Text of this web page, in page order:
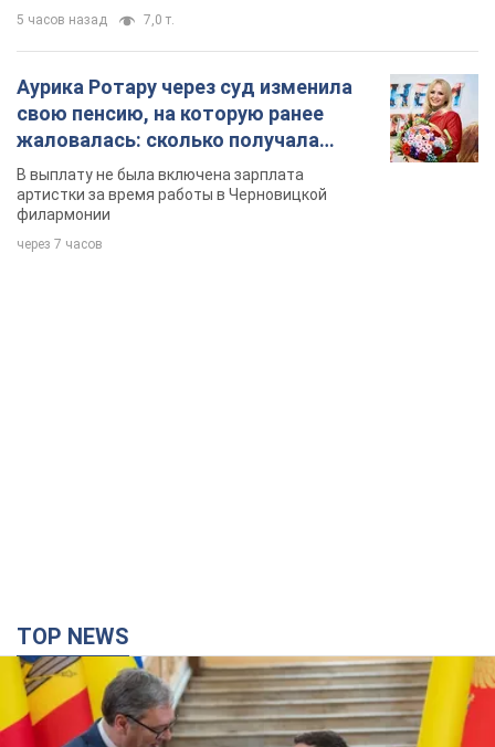
5 часов назад 7,0 т.
Аурика Ротару через суд изменила
свою пенсию, на которую ранее
жаловалась: сколько получала
певица
В выплату не была включена зарплата
артистки за время работы в Черновицкой
филармонии
через 7 часов
TOP NEWS